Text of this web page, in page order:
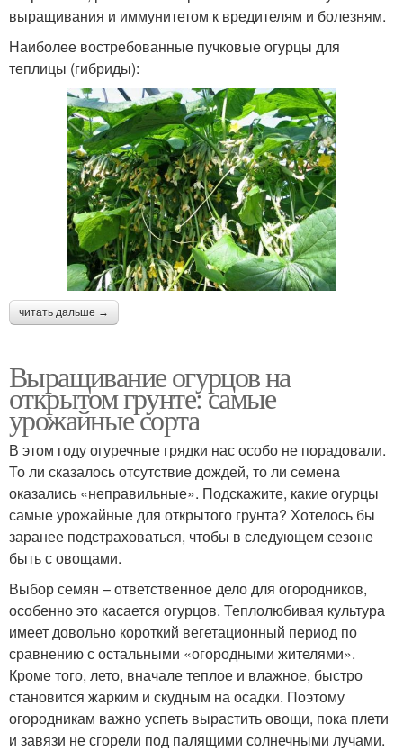
выращивания и иммунитетом к вредителям и болезням.
Наиболее востребованные пучковые огурцы для
теплицы (гибриды):
читать дальше →
Выращивание огурцов на
открытом грунте: самые
урожайные сорта
В этом году огуречные грядки нас особо не порадовали.
То ли сказалось отсутствие дождей, то ли семена
оказались «неправильные». Подскажите, какие огурцы
самые урожайные для открытого грунта? Хотелось бы
заранее подстраховаться, чтобы в следующем сезоне
быть с овощами.
Выбор семян – ответственное дело для огородников,
особенно это касается огурцов. Теплолюбивая культура
имеет довольно короткий вегетационный период по
сравнению с остальными «огородными жителями».
Кроме того, лето, вначале теплое и влажное, быстро
становится жарким и скудным на осадки. Поэтому
огородникам важно успеть вырастить овощи, пока плети
и завязи не сгорели под палящими солнечными лучами.